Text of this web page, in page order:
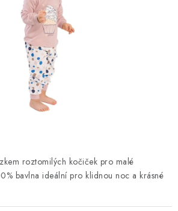
Doprava a platba
pro vrácení a výměnu
podmínky
údajů
roztomilých kočiček pro malé
bavlna ideální pro klidnou noc a krásné